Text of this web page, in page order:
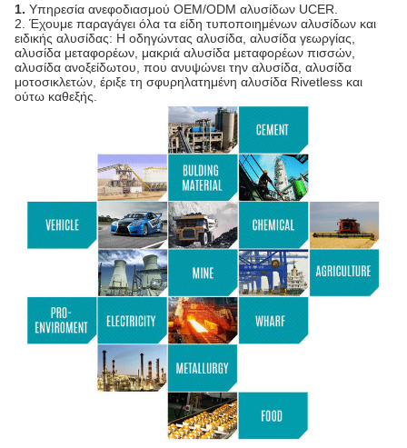
1. Υπηρεσία ανεφοδιασμού OEM/ODM αλυσίδων UCER.
2. Έχουμε παραγάγει όλα τα είδη τυποποιημένων αλυσίδων και
ειδικής αλυσίδας: Η οδηγώντας αλυσίδα, αλυσίδα γεωργίας,
αλυσίδα μεταφορέων, μακριά αλυσίδα μεταφορέων πισσών,
αλυσίδα ανοξείδωτου, που ανυψώνει την αλυσίδα, αλυσίδα
μοτοσικλετών, έριξε τη σφυρηλατημένη αλυσίδα Rivetless και
ούτω καθεξής.